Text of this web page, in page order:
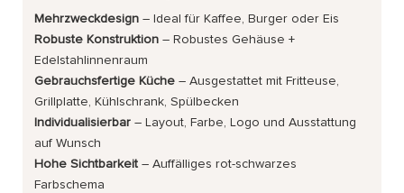
Mehrzweckdesign – Ideal für Kaffee, Burger oder Eis
Robuste Konstruktion – Robustes Gehäuse +
Edelstahlinnenraum
Gebrauchsfertige Küche – Ausgestattet mit Fritteuse,
Grillplatte, Kühlschrank, Spülbecken
Individualisierbar – Layout, Farbe, Logo und Ausstattung
auf Wunsch
Hohe Sichtbarkeit – Auffälliges rot-schwarzes
Farbschema